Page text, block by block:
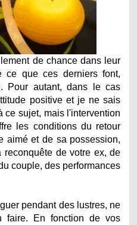
de chance dans leur
ce que ces derniers font,
Pour autant, dans le cas
positive et je ne sais
ce sujet, mais l'intervention
les conditions du retour
aimé et de sa possession,
de votre ex, de
couple, des performances
pendant des lustres, ne
faire. En fonction de vos